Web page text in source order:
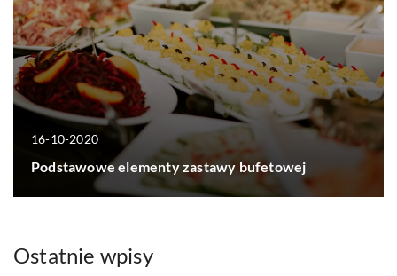
16-10-2020
Podstawowe elementy zastawy bufetowej
Ostatnie wpisy